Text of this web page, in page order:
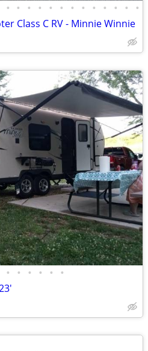
• • • • • • • • • • • • •
Class C RV - Minnie Winnie
• • • • • •